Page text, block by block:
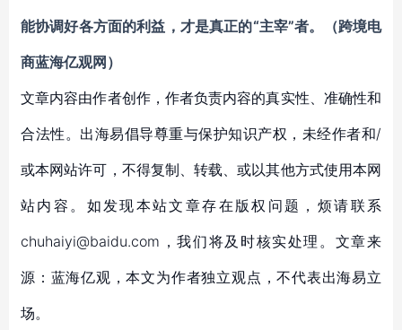
能协调好各方面的利益，才是真正的“主宰”者。（跨境电
商蓝海亿观网）
文章内容由作者创作，作者负责内容的真实性、准确性和
合法性。出海易倡导尊重与保护知识产权，未经作者和/
或本网站许可，不得复制、转载、或以其他方式使用本网
站内容。如发现本站文章存在版权问题，烦请联系
chuhaiyi@baidu.com，我们将及时核实处理。文章来
源：蓝海亿观，本文为作者独立观点，不代表出海易立
场。